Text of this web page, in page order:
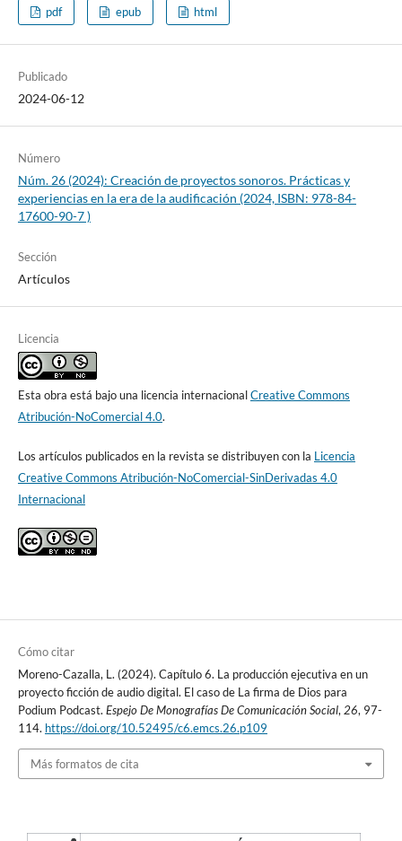
pdf epub html
Publicado
2024-06-12
Número
Núm. 26 (2024): Creación de proyectos sonoros. Prácticas y
experiencias en la era de la audificación (2024, ISBN: 978-84-
17600-90-7 )
Sección
Artículos
Licencia
Esta obra está bajo una licencia internacionalCreative Commons
Atribución-NoComercial 4.0.
Los artículos publicados en la revista se distribuyen con la Licencia
Creative Commons Atribución-NoComercial-SinDerivadas 4.0
Internacional
Cómo citar
Moreno-Cazalla, L. (2024). Capítulo 6. La producción ejecutiva en un
proyecto ficción de audio digital. El caso de La firma de Dios para
Podium Podcast. Espejo De Monografías De Comunicación Social, 26, 97-
114. https://doi.org/10.52495/c6.emcs.26.p109
Más formatos de cita